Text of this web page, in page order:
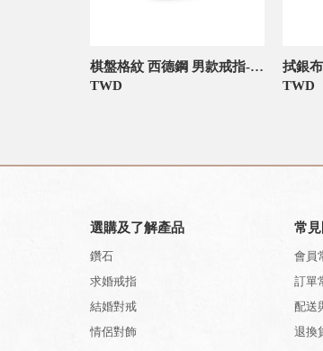
棋盤格紋 西德鋼 男款戒指-官網限定
TWD
拭銀
TWD
選購及了解產品
鑽石
求婚戒指
結婚對戒
情侶對飾
常
會員
訂單
配送
退換